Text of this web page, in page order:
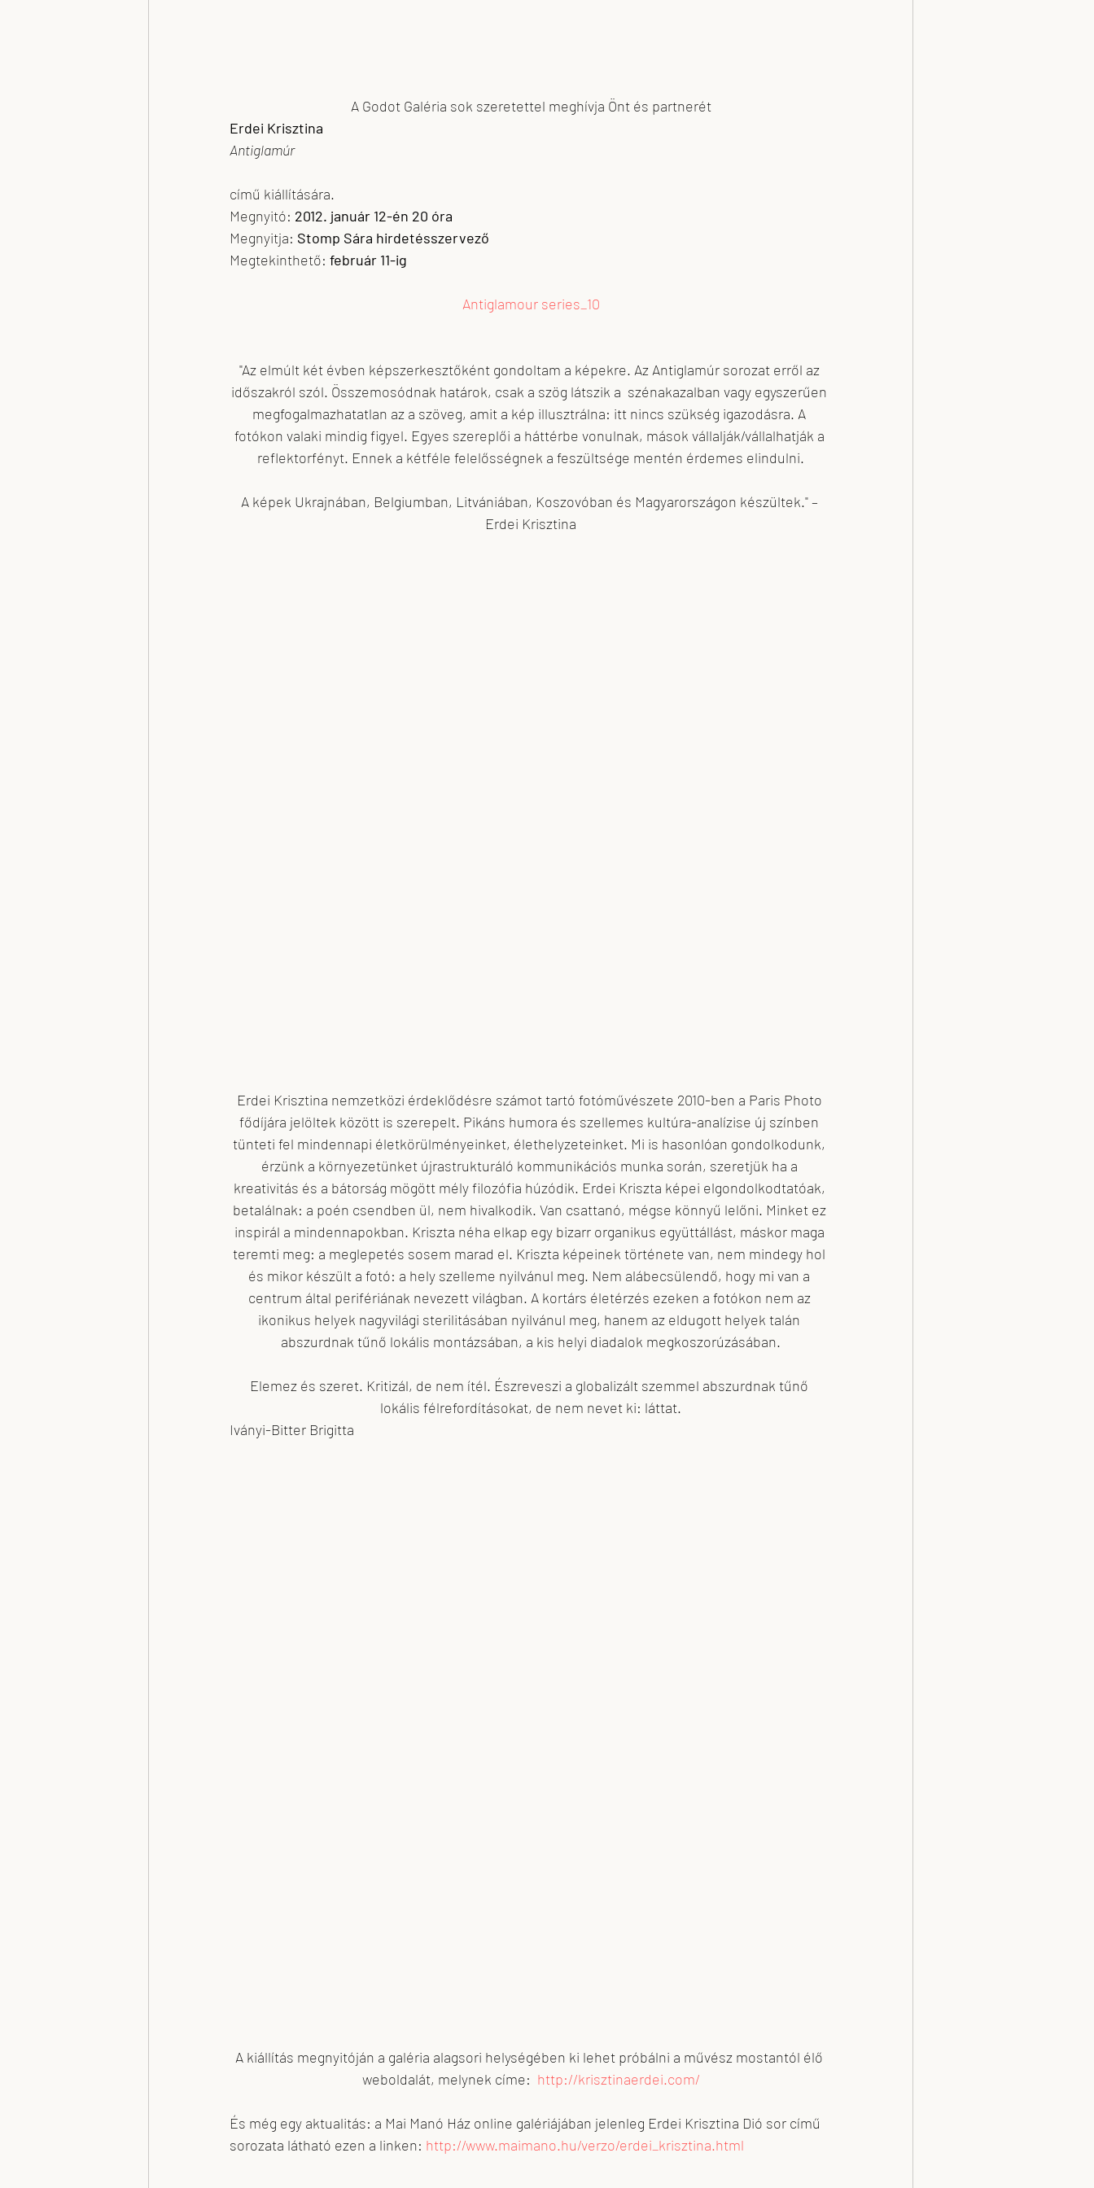
A Godot Galéria sok szeretettel meghívja Önt és partnerét
Erdei Krisztina
Antiglamúr
című kiállítására.
Megnyitó: 2012. január 12-én 20 óra
Megnyitja: Stomp Sára hirdetésszervező
Megtekinthető: február 11-ig
Antiglamour series_10
"Az elmúlt két évben képszerkesztőként gondoltam a képekre. Az Antiglamúr sorozat erről az
időszakról szól. Összemosódnak határok, csak a szög látszik a  szénakazalban vagy egyszerűen
megfogalmazhatatlan az a szöveg, amit a kép illusztrálna: itt nincs szükség igazodásra. A
fotókon valaki mindig figyel. Egyes szereplői a háttérbe vonulnak, mások vállalják/vállalhatják a
reflektorfényt. Ennek a kétféle felelősségnek a feszültsége mentén érdemes elindulni.
A képek Ukrajnában, Belgiumban, Litvániában, Koszovóban és Magyarországon készültek." –
Erdei Krisztina
Erdei Krisztina nemzetközi érdeklődésre számot tartó fotóművészete 2010-ben a Paris Photo
fődíjára jelöltek között is szerepelt. Pikáns humora és szellemes kultúra-analízise új színben
tünteti fel mindennapi életkörülményeinket, élethelyzeteinket. Mi is hasonlóan gondolkodunk,
érzünk a környezetünket újrastrukturáló kommunikációs munka során, szeretjük ha a
kreativitás és a bátorság mögött mély filozófia húzódik. Erdei Kriszta képei elgondolkodtatóak,
betalálnak: a poén csendben ül, nem hivalkodik. Van csattanó, mégse könnyű lelőni. Minket ez
inspirál a mindennapokban. Kriszta néha elkap egy bizarr organikus együttállást, máskor maga
teremti meg: a meglepetés sosem marad el. Kriszta képeinek története van, nem mindegy hol
és mikor készült a fotó: a hely szelleme nyilvánul meg. Nem alábecsülendő, hogy mi van a
centrum által perifériának nevezett világban. A kortárs életérzés ezeken a fotókon nem az
ikonikus helyek nagyvilági sterilitásában nyilvánul meg, hanem az eldugott helyek talán
abszurdnak tűnő lokális montázsában, a kis helyi diadalok megkoszorúzásában.
Elemez és szeret. Kritizál, de nem ítél. Észreveszi a globalizált szemmel abszurdnak tűnő
lokális félrefordításokat, de nem nevet ki: láttat.
Iványi-Bitter Brigitta
A kiállítás megnyitóján a galéria alagsori helységében ki lehet próbálni a művész mostantól élő
weboldalát, melynek címe: http://krisztinaerdei.com/
És még egy aktualitás: a Mai Manó Ház online galériájában jelenleg Erdei Krisztina Dió sor című
sorozata látható ezen a linken: http://www.maimano.hu/verzo/erdei_krisztina.html